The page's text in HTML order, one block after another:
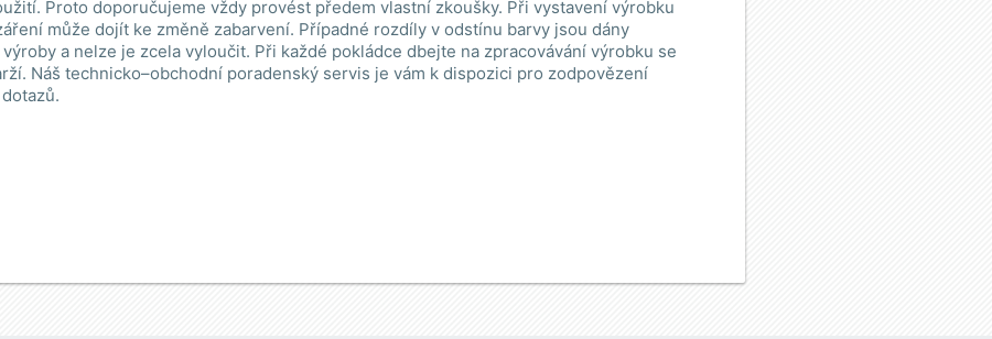
Proto doporučujeme vždy provést předem vlastní zkoušky. Při vystavení výrobku
může dojít ke změně zabarvení. Případné rozdíly v odstínu barvy jsou dány
a nelze je zcela vyloučit. Při každé pokládce dbejte na zpracovávání výrobku se
Náš technicko–obchodní poradenský servis je vám k dispozici pro zodpovězení